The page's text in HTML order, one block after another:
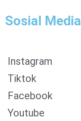
Sosial Media
Instagram
Tiktok
Facebook
Youtube